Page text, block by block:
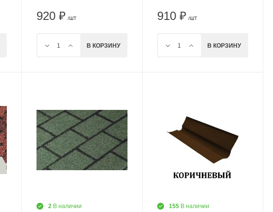
920 ₽ /ШТ
В КОРЗИНУ
910 ₽ /ШТ
В КОРЗИНУ
2 В наличии 155 В наличии